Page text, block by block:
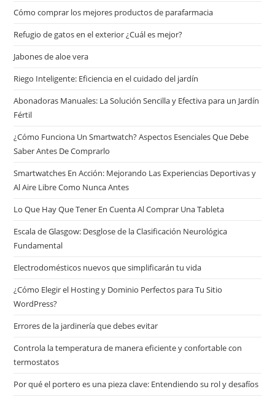
Cómo comprar los mejores productos de parafarmacia
Refugio de gatos en el exterior ¿Cuál es mejor?
Jabones de aloe vera
Riego Inteligente: Eficiencia en el cuidado del jardín
Abonadoras Manuales: La Solución Sencilla y Efectiva para un Jardín
Fértil
¿Cómo Funciona Un Smartwatch? Aspectos Esenciales Que Debe
Saber Antes De Comprarlo
Smartwatches En Acción: Mejorando Las Experiencias Deportivas y
Al Aire Libre Como Nunca Antes
Lo Que Hay Que Tener En Cuenta Al Comprar Una Tableta
Escala de Glasgow: Desglose de la Clasificación Neurológica
Fundamental
Electrodomésticos nuevos que simplificarán tu vida
¿Cómo Elegir el Hosting y Dominio Perfectos para Tu Sitio
WordPress?
Errores de la jardinería que debes evitar
Controla la temperatura de manera eficiente y confortable con
termostatos
Por qué el portero es una pieza clave: Entendiendo su rol y desafíos